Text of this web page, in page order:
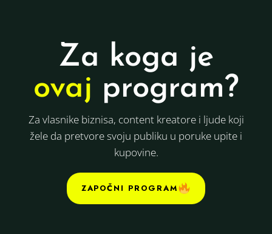
Za koga je
ovaj program?
Za vlasnike biznisa, content kreatore i ljude koji
žele da pretvore svoju publiku u poruke upite i
kupovine.
ZAPOČNI PROGRAM